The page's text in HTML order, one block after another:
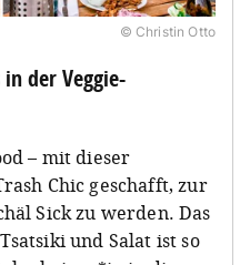
© Christin Otto
in der Veggie-
– mit dieser
Chic geschafft, zur
Sick zu werden. Das
und Salat ist so